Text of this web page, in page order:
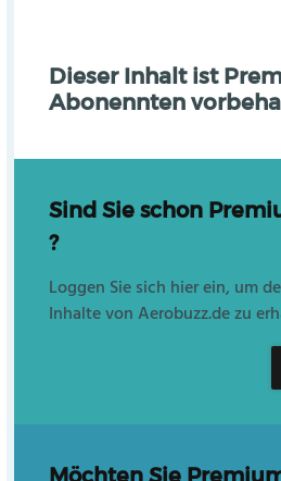
Dieser Inhalt ist
Abonennten
Sind Sie schon
?
Loggen Sie sich hier ein, um
Inhalte von Aerobuzz.de zu
Möchten Sie